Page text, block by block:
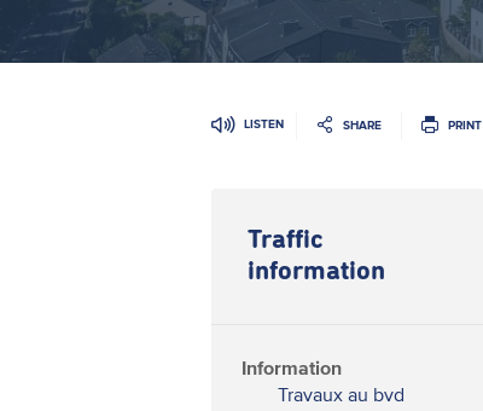
LISTEN SHARE PRINT
Traffic
information
Information
Travaux au bvd